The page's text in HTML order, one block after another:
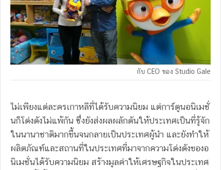
กับ CEO ของ Studio Gale
ไม่เพียงแต่ละครเกาหลีที่ได้รับความนิยม แต่การ์ตูนอนิเมชั่
นก็โด่งดังไม่แพ้กัน ซึ่งยังส่งผลผลักดันให้ประเทศเป็นที่รู้จัก
ในนานาชาติมากขึ้นจนกลายเป็นประเทศผู้นำ และยังทำให้
ผลิตภัณฑ์และสถานที่ในประเทศที่มาจากความโด่งดังของอ
นิเมชั่นได้รับความนิยม สร้างมูลค่าให้เศรษฐกิจในประเทศ